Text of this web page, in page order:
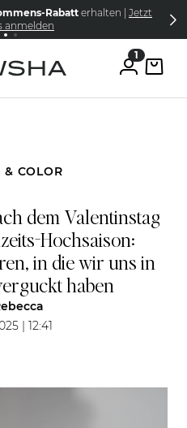
Chrome Collection
Rabatt erhalten | Jetzt
anmelden
schon ab CHF 105
1
& COLOR
dem Valentinstag
Hochsaison:
in die wir uns in
haben
| 12:41